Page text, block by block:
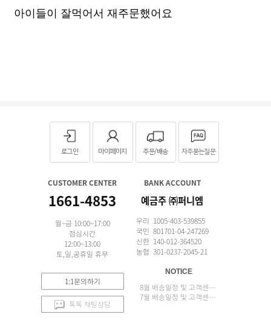
아이들이 잘먹어서 재주문했어요
로그인 마이페이지 주문/배송 자주묻는질문
CUSTOMER CENTER
1661-4853
월~금 10:00~17:00
점심시간
12:00~13:00
토,일,공휴일 휴무
1:1문의하기
톡톡 채팅상담
BANK ACCOUNT
예금주 ㈜퍼니엠
우리 1005-403-539855
국민 801701-04-247269
신한 140-012-364520
농협 301-0237-2045-21
NOTICE
8월 배송일정 및 고객센터 업무 안내
7월 배송일정 및 고객센터 업무 안내